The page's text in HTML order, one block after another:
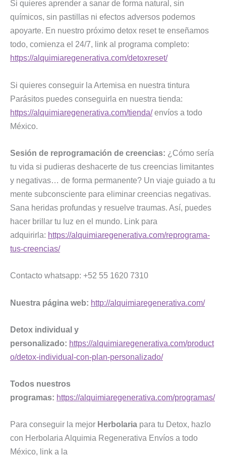
Si quieres aprender a sanar de forma natural, sin
químicos, sin pastillas ni efectos adversos podemos
apoyarte. En nuestro próximo detox reset te enseñamos
todo, comienza el 24/7, link al programa completo:
https://alquimiaregenerativa.com/detoxreset/
Si quieres conseguir la Artemisa en nuestra tintura
Parásitos puedes conseguirla en nuestra tienda:
https://alquimiaregenerativa.com/tienda/envíos a todo
México.
Sesión de reprogramación de creencias: ¿Cómo sería
tu vida si pudieras deshacerte de tus creencias limitantes
y negativas… de forma permanente? Un viaje guiado a tu
mente subconsciente para eliminar creencias negativas.
Sana heridas profundas y resuelve traumas. Así, puedes
hacer brillar tu luz en el mundo. Link para
adquirirla: https://alquimiaregenerativa.com/reprograma-
tus-creencias/
Contacto whatsapp: +52 55 1620 7310
Nuestra página web: http://alquimiaregenerativa.com/
Detox individual y
personalizado: https://alquimiaregenerativa.com/product
o/detox-individual-con-plan-personalizado/
Todos nuestros
programas: https://alquimiaregenerativa.com/programas/
Para conseguir la mejor Herbolaria para tu Detox, hazlo
con Herbolaria Alquimia Regenerativa Envíos a todo
México, link a la